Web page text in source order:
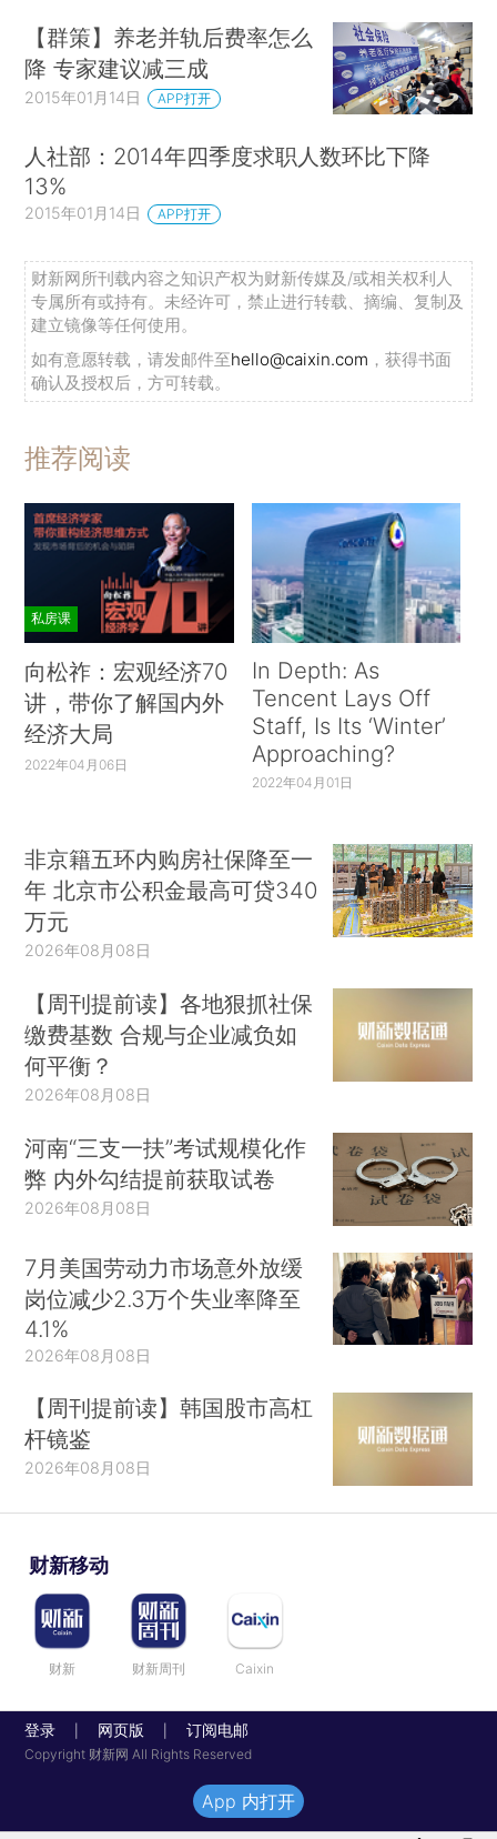
【群策】养老并轨后费率怎么
降 专家建议减三成
2015年01月14日 APP打开
人社部：2014年四季度求职人数环比下降
13%
2015年01月14日 APP打开
财新网所刊载内容之知识产权为财新传媒及/或相关权利人
专属所有或持有。未经许可，禁止进行转载、摘编、复制及
建立镜像等任何使用。
如有意愿转载，请发邮件至hello@caixin.com ，获得书面
确认及授权后，方可转载。
推荐阅读
私房课
向松祚：宏观经济70
讲，带你了解国内外
经济大局
2022年04月06日
In Depth: As
Tencent Lays Off
Staff, Is Its ‘Winter’
Approaching?
2022年04月01日
非京籍五环内购房社保降至一
年 北京市公积金最高可贷340
万元
2026年08月08日
【周刊提前读】各地狠抓社保
缴费基数 合规与企业减负如
何平衡？
2026年08月08日
河南“三支一扶”考试规模化作
弊 内外勾结提前获取试卷
2026年08月08日
7月美国劳动力市场意外放缓
岗位减少2.3万个失业率降至
4.1%
2026年08月08日
【周刊提前读】韩国股市高杠
杆镜鉴
2026年08月08日
财新移动
财新 财新周刊 Caixin
登录 网页版 订阅电邮
Copyright 财新网 All Rights Reserved
App 内打开